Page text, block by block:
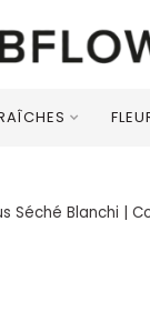
Séché Blanchi |